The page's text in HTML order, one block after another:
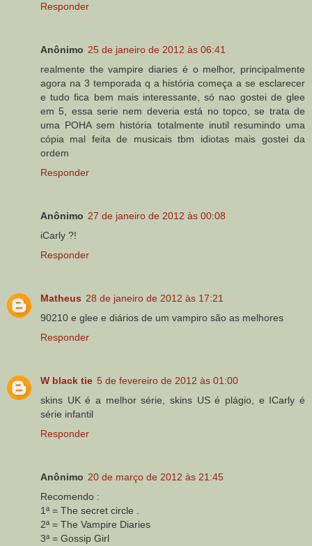
Responder
Anônimo 25 de janeiro de 2012 às 06:41
realmente the vampire diaries é o melhor, principalmente
agora na 3 temporada q a história começa a se esclarecer
e tudo fica bem mais interessante, só nao gostei de glee
em 5, essa serie nem deveria está no topco, se trata de
uma POHA sem história totalmente inutil resumindo uma
cópia mal feita de musicais tbm idiotas mais gostei da
ordem
Responder
Anônimo 27 de janeiro de 2012 às 00:08
iCarly ?!
Responder
Matheus 28 de janeiro de 2012 às 17:21
90210 e glee e diários de um vampiro são as melhores
Responder
W black tie 5 de fevereiro de 2012 às 01:00
skins UK é a melhor série, skins US é plágio, e ICarly é
série infantil
Responder
Anônimo 20 de março de 2012 às 21:45
Recomendo :
1ª = The secret circle .
2ª = The Vampire Diaries
3ª = Gossip Girl